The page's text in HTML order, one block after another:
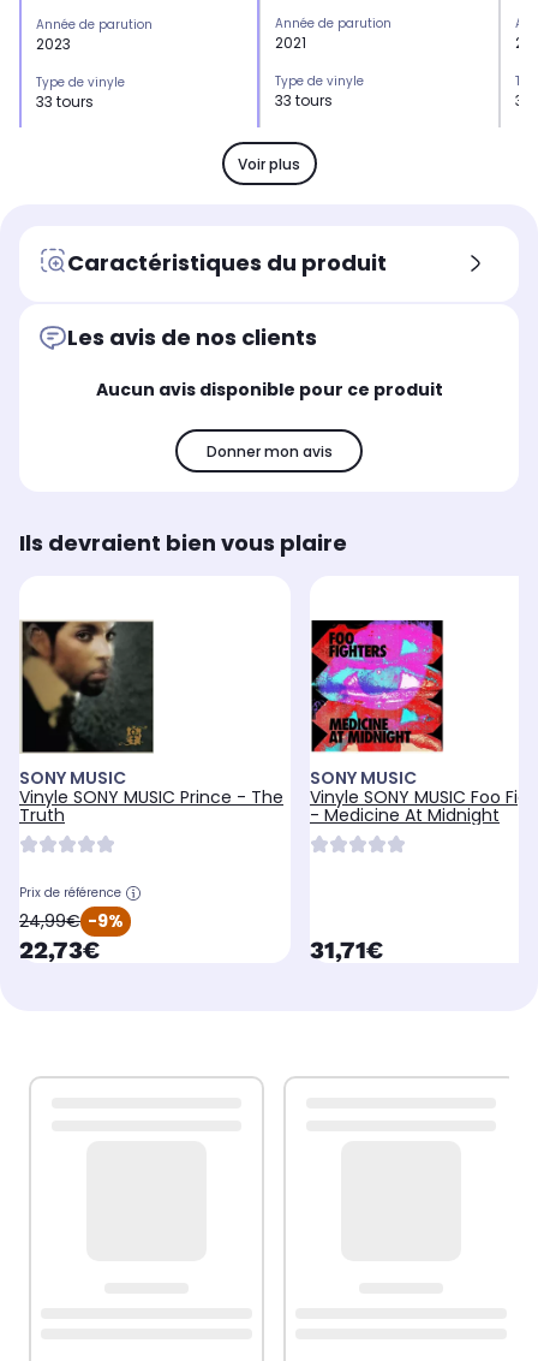
Année de parution
2023
Type de vinyle
33 tours
Année de parution
2021
Type de vinyle
33 tours
Genre
Rock
33
Voir plus
Caractéristiques du produit
Les avis de nos clients
Aucun avis disponible pour ce produit
Donner mon avis
Ils devraient bien vous plaire
SONY MUSIC
Vinyle SONY MUSIC Prince - The
Truth
Prix de référence
oldPrice
24,99€ -9%
currentPrice
22,73€
SONY MUSIC
Vinyle SONY MUSIC Foo
- Medicine At Midnight
currentPrice
31,71€